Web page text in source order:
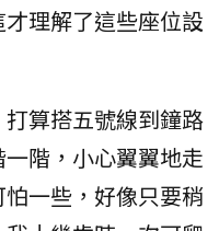
理解了這些座位設
算搭五號線到鐘路
階，小心翼翼地走
一些，好像只要稍